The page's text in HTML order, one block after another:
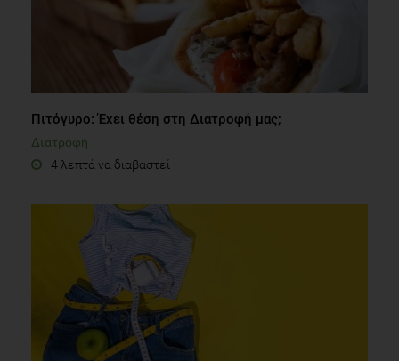
Πιτόγυρο: Έχει θέση στη Διατροφή μας;
Διατροφή
4 λεπτά να διαβαστεί